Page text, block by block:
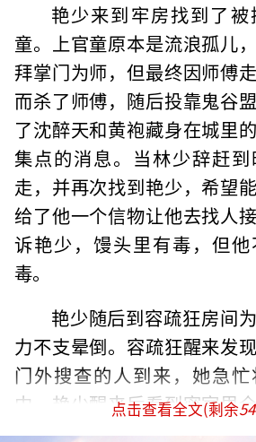
艳少来到牢房找到了
童。上官童原本是流浪孤儿
拜掌门为师，但最终因师傅
而杀了师傅，随后投靠鬼谷
了沈醉天和黄袍藏身在城里
集点的消息。当林少辞赶
走，并再次找到艳少，希望
给了他一个信物让他去找人
诉艳少，馒头里有毒，但
毒。
艳少随后到容疏狂房间
力不支晕倒。容疏狂醒来发
门外搜查的人到来，她急
中。艳少醒来后看到密室里
辞的爱慕画册，感叹她的武
点击查看全文(剩余54